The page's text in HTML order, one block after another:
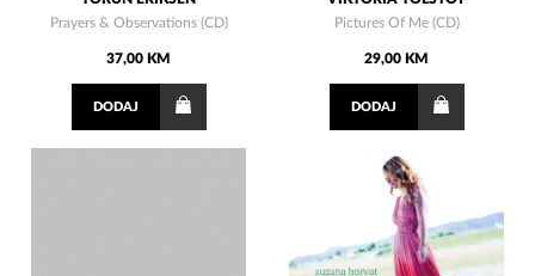
Prayers & Observations (CD)
37,00 KM
DODAJ
Pictures Of Me (CD)
29,00 KM
DODAJ